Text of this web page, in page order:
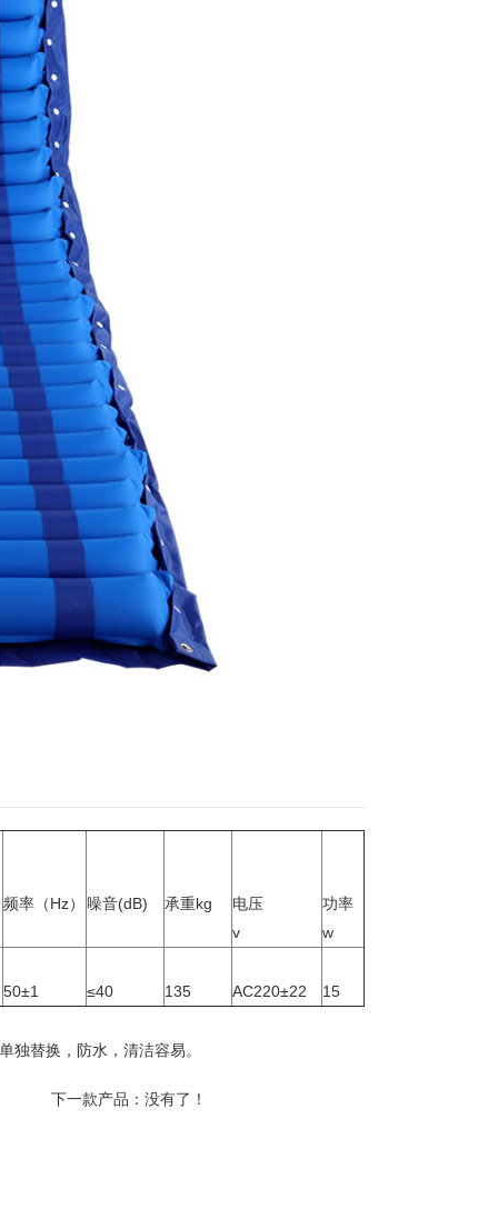
频率（Hz） 噪音(dB) 承重kg
电压
v
功率
w
50±1 ≤40 135 AC220±22 15
独替换，防水，清洁容易。
下一款产品：没有了！